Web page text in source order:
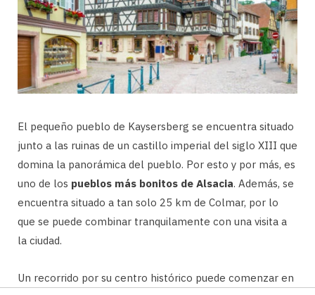
El pequeño pueblo de Kaysersberg se encuentra situado
junto a las ruinas de un castillo imperial del siglo XIII que
domina la panorámica del pueblo. Por esto y por más, es
uno de los pueblos más bonitos de Alsacia. Además, se
encuentra situado a tan solo 25 km de Colmar, por lo
que se puede combinar tranquilamente con una visita a
la ciudad.
Un recorrido por su centro histórico puede comenzar en